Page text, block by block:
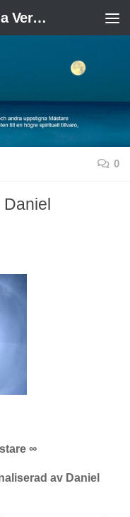
Välkomna till en Ny Framtida Verklighet
0
Daniel
∞
av Daniel